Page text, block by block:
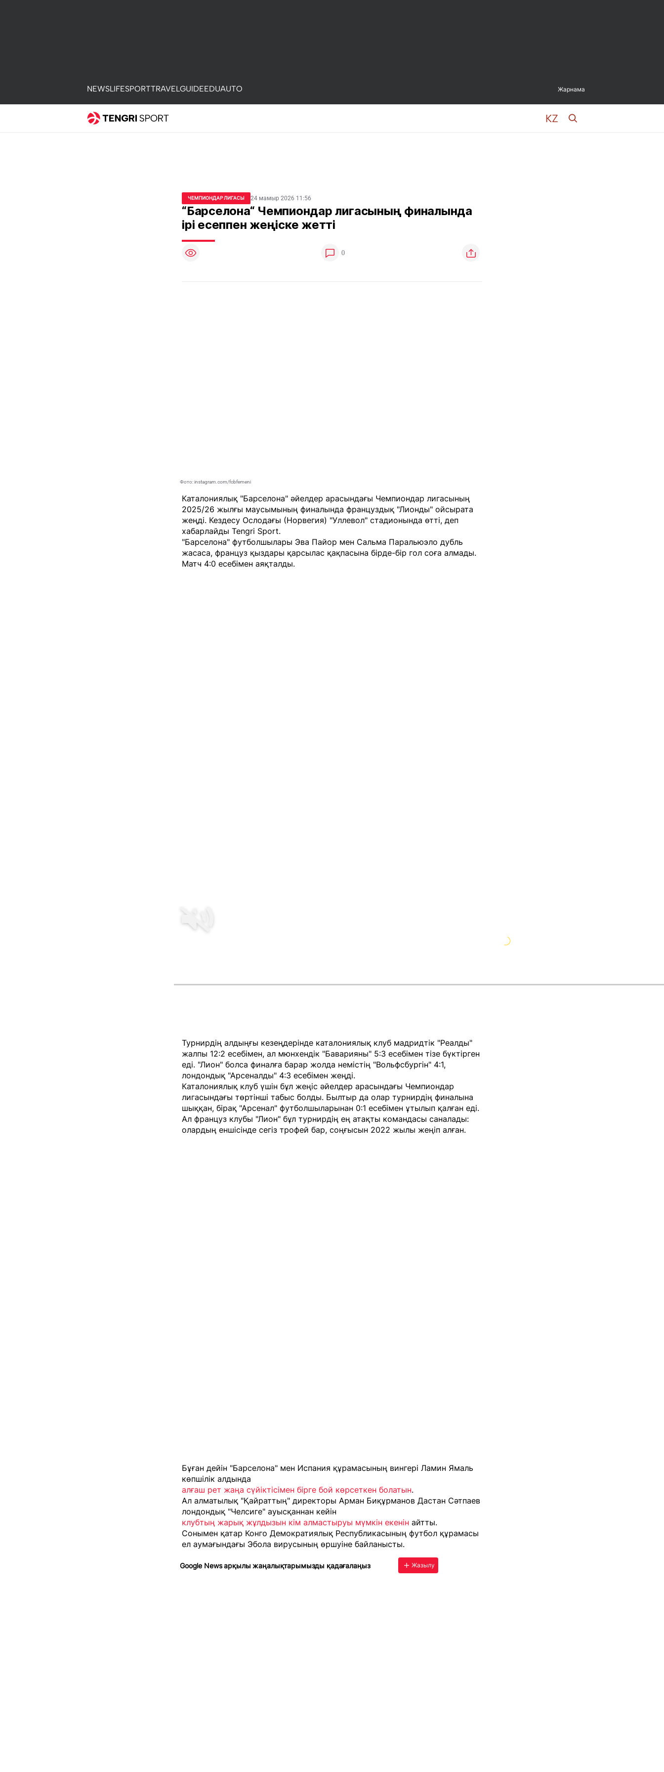
NEWSLIFESPORTTRAVELGUIDEEDUAUTO Жарнама
ЧЕМПИОНДАР ЛИГАСЫ 24 мамыр 2026 11:56
“Барселона“ Чемпиондар лигасының финалында
ірі есеппен жеңіске жетті
0
Фото: instagram.com/fcbfemeni
Каталониялық "Барселона" әйелдер арасындағы Чемпиондар лигасының
2025/26 жылғы маусымының финалында француздық "Лионды" ойсырата
жеңді. Кездесу Ослодағы (Норвегия) "Уллевол" стадионында өтті, деп
хабарлайды Tengri Sport.
"Барселона" футболшылары Эва Пайор мен Сальма Паральюэло дубль
жасаса, француз қыздары қарсылас қақпасына бірде-бір гол соға алмады.
Матч 4:0 есебімен аяқталды.
Турнирдің алдыңғы кезеңдерінде каталониялық клуб мадридтік "Реалды"
жалпы 12:2 есебімен, ал мюнхендік "Баварияны" 5:3 есебімен тізе бүктірген
еді. "Лион" болса финалға барар жолда немістің "Вольфсбургін" 4:1,
лондондық "Арсеналды" 4:3 есебімен жеңді.
Каталониялық клуб үшін бұл жеңіс әйелдер арасындағы Чемпиондар
лигасындағы төртінші табыс болды. Былтыр да олар турнирдің финалына
шыққан, бірақ "Арсенал" футболшыларынан 0:1 есебімен ұтылып қалған еді.
Ал француз клубы "Лион" бұл турнирдің ең атақты командасы саналады:
олардың еншісінде сегіз трофей бар, соңғысын 2022 жылы жеңіп алған.
Бұған дейін "Барселона" мен Испания құрамасының вингері Ламин Ямаль
көпшілік алдында
алғаш рет жаңа сүйіктісімен бірге бой көрсеткен болатын.
Ал алматылық "Қайраттың" директоры Арман Биқұрманов Дастан Сәтпаев
лондондық "Челсиге" ауысқаннан кейін
клубтың жарық жұлдызын кім алмастыруы мүмкін екенін айтты.
Сонымен қатар Конго Демократиялық Республикасының футбол құрамасы
ел аумағындағы Эбола вирусының өршуіне байланысты.
Google News арқылы жаңалықтарымызды қадағалаңыз Жазылу